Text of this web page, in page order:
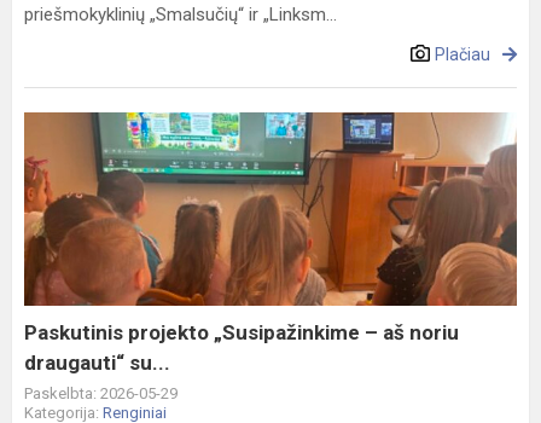
priešmokyklinių „Smalsučių“ ir „Linksm...
Plačiau
Paskutinis
projekto
„Susipažinkime
–
aš
noriu
draugauti“
su...
Paskutinis projekto „Susipažinkime – aš noriu
draugauti“ su...
Paskelbta: 2026-05-29
Kategorija: Renginiai